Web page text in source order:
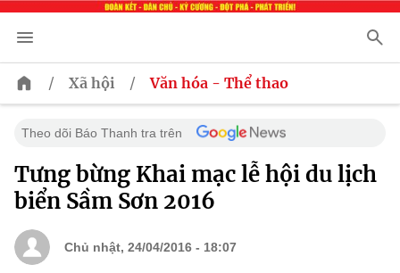
/ Xã hội / Văn hóa - Thể thao
Theo dõi Báo Thanh tra trên
Tưng bừng Khai mạc lễ hội du lịch
biển Sầm Sơn 2016
Chủ nhật, 24/04/2016 - 18:07